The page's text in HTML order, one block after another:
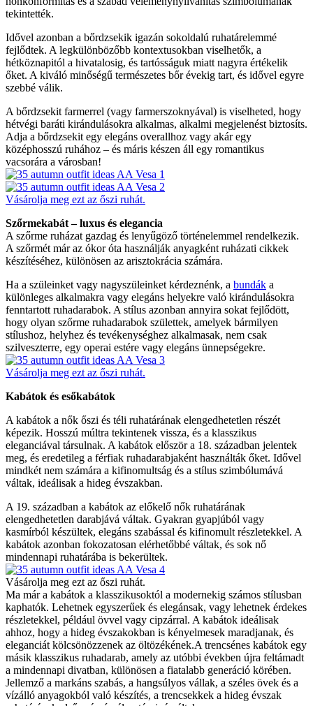
tekintették.
Idővel azonban a bőrdzsekik igazán sokoldalú ruhatárelemmé
fejlődtek. A legkülönbözőbb kontextusokban viselhetők, a
hétköznapitól a hivatalosig, és tartósságuk miatt nagyra értékelik
őket. A kiváló minőségű természetes bőr évekig tart, és idővel egyre
szebbé válik.
A bőrdzsekit farmerrel (vagy farmerszoknyával) is viselheted, hogy
hétvégi baráti kirándulásokra alkalmas, alkalmi megjelenést biztosíts.
Adja a bőrdzsekit egy elegáns overallhoz vagy akár egy
középhosszú ruhához – és máris készen áll egy romantikus
vacsorára a városban!
Vásárolja meg ezt az őszi ruhát.
Szőrmekabát – luxus és elegancia
A szőrme ruházat gazdag és lenyűgöző történelemmel rendelkezik.
A szőrmét már az ókor óta használják anyagként ruházati cikkek
készítéséhez, különösen az arisztokrácia számára.
Ha a szüleinket vagy nagyszüleinket kérdeznénk, a bundák a
különleges alkalmakra vagy elegáns helyekre való kirándulásokra
fenntartott ruhadarabok. A stílus azonban annyira sokat fejlődött,
hogy olyan szőrme ruhadarabok születtek, amelyek bármilyen
stílushoz, helyhez és tevékenységhez alkalmasak, nem csak
szilveszterre, egy operai estére vagy elegáns ünnepségekre.
Vásárolja meg ezt az őszi ruhát.
Kabátok és esőkabátok
A kabátok a nők őszi és téli ruhatárának elengedhetetlen részét
képezik. Hosszú múltra tekintenek vissza, és a klasszikus
eleganciával társulnak. A kabátok először a 18. században jelentek
meg, és eredetileg a férfiak ruhadarabjaként használták őket. Idővel
mindkét nem számára a kifinomultság és a stílus szimbólumává
váltak, ideálisak a hideg évszakban.
A 19. században a kabátok az előkelő nők ruhatárának
elengedhetetlen darabjává váltak. Gyakran gyapjúból vagy
kasmírból készültek, elegáns szabással és kifinomult részletekkel. A
kabátok azonban fokozatosan elérhetőbbé váltak, és sok nő
mindennapi ruhatárába is bekerültek.
Vásárolja meg ezt az őszi ruhát.
Ma már a kabátok a klasszikusoktól a modernekig számos stílusban
kaphatók. Lehetnek egyszerűek és elegánsak, vagy lehetnek érdekes
részletekkel, például övvel vagy cipzárral. A kabátok ideálisak
ahhoz, hogy a hideg évszakokban is kényelmesek maradjanak, és
eleganciát kölcsönözzenek az öltözékének.A trencsénes kabátok egy
másik klasszikus ruhadarab, amely az utóbbi években újra feltámadt
a mindennapi divatban, különösen a fiatalabb generáció körében.
Jellemző a markáns szabás, a hangsúlyos vállak, a széles övek és a
vízálló anyagokból való készítés, a trencsekkek a hideg évszak